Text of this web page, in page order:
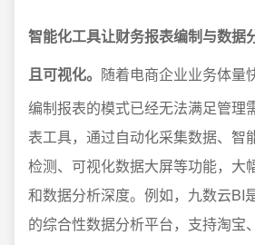
智能化工具让财务报表编制与数据
且可视化。 随着电商企业业务体量
编制报表的模式已经无法满足管理
表工具，通过自动化采集数据、智
检测、可视化数据大屏等功能，大
和数据分析深度。例如，九数云BI
的综合性数据分析平台，支持淘宝